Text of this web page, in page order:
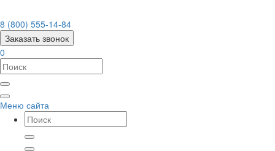
8 (800) 555-14-84
Заказать звонок
0
Меню сайта